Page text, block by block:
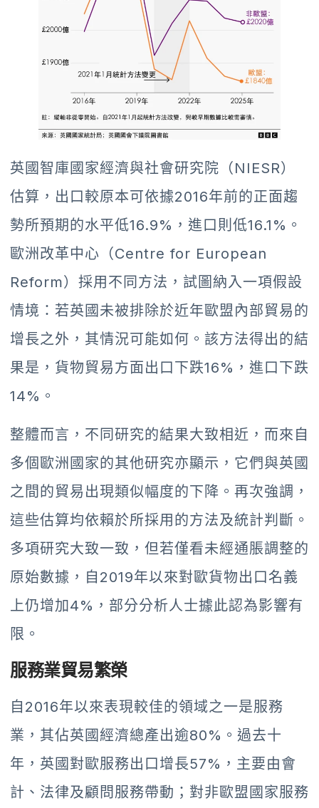
英國智庫國家經濟與社會研究院（NIESR）
估算，出口較原本可依據2016年前的正面趨
勢所預期的水平低16.9%，進口則低16.1%。
歐洲改革中心（Centre for European
Reform）採用不同方法，試圖納入一項假設
情境：若英國未被排除於近年歐盟內部貿易的
增長之外，其情況可能如何。該方法得出的結
果是，貨物貿易方面出口下跌16%，進口下跌
14%。
整體而言，不同研究的結果大致相近，而來自
多個歐洲國家的其他研究亦顯示，它們與英國
之間的貿易出現類似幅度的下降。再次強調，
這些估算均依賴於所採用的方法及統計判斷。
多項研究大致一致，但若僅看未經通脹調整的
原始數據，自2019年以來對歐貨物出口名義
上仍增加4%，部分分析人士據此認為影響有
限。
服務業貿易繁榮
自2016年以來表現較佳的領域之一是服務
業，其佔英國經濟總產出逾80%。過去十
年，英國對歐服務出口增長57%，主要由會
計、法律及顧問服務帶動；對非歐盟國家服務